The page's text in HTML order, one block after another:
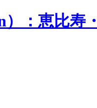
：恵比寿